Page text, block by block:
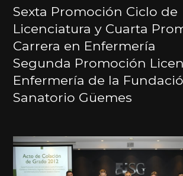
Sexta Promoción Ciclo de
Licenciatura y Cuarta
Carrera en Enfermería
Segunda Promoción
Enfermería de la
Sanatorio Güemes